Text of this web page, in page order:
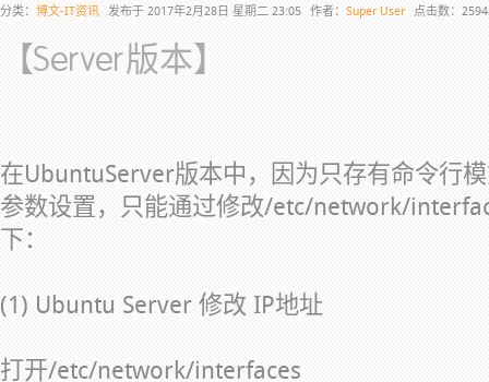
分类： 博文-IT资讯 发布于 2017年2月28日 星期二 23:05 作者： Super User 点击数：
【Server版本】
在UbuntuServer版本中，因为只存有命令行
参数设置，只能通过修改/etc/network/
下：
(1) Ubuntu Server 修改 IP地址
打开/etc/network/interfaces